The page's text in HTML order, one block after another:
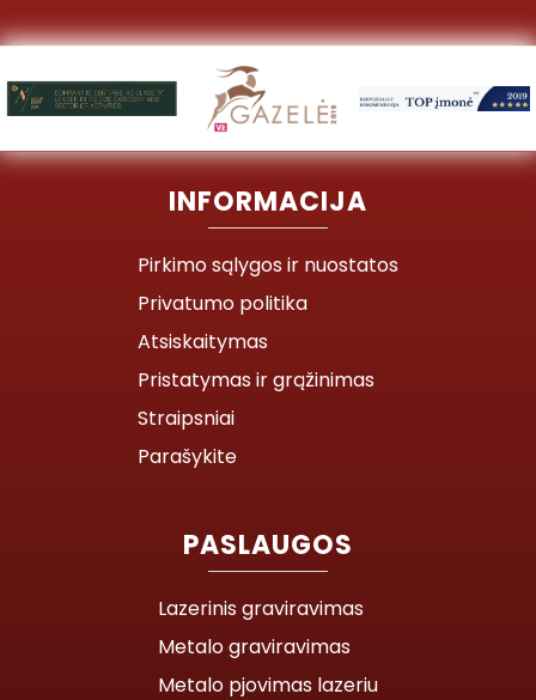
INFORMACIJA
Pirkimo sąlygos ir nuostatos
Privatumo politika
Atsiskaitymas
Pristatymas ir grąžinimas
Straipsniai
Parašykite
PASLAUGOS
Lazerinis graviravimas
Metalo graviravimas
Metalo pjovimas lazeriu